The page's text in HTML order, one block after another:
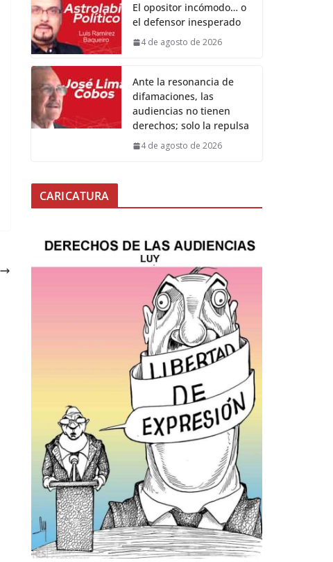
El opositor incómodo… o
el defensor inesperado
4 de agosto de 2026
Ante la resonancia de
difamaciones, las
audiencias no tienen
derechos; solo la repulsa
4 de agosto de 2026
CARICATURA